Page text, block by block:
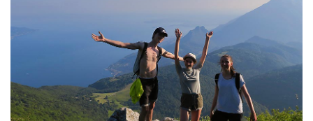
bis